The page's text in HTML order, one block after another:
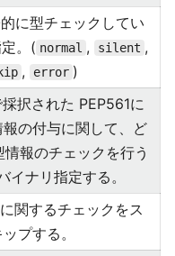
に型チェックしてい
。( normal , silent ,
, error )
択された PEP561に
の付与に関して、ど
報のチェックを行う
イナリ指定する。
関するチェックをス
プする。